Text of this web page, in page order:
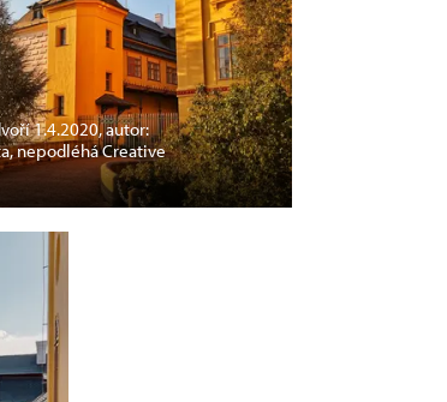
1.4.2020, autor:
nepodléhá Creative